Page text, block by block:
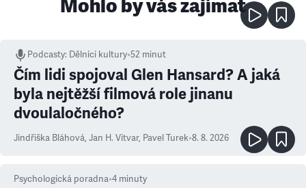
Mohlo by vás zajímat
Podcasty: Dělníci kultury•52 minut
Čím lidi spojoval Glen Hansard? A jaká
byla nejtěžší filmová role jinanu
dvoulaločného?
Jindřiška Bláhová, Jan H. Vitvar, Pavel Turek•8. 8. 2026
Psychologická poradna•4 minuty